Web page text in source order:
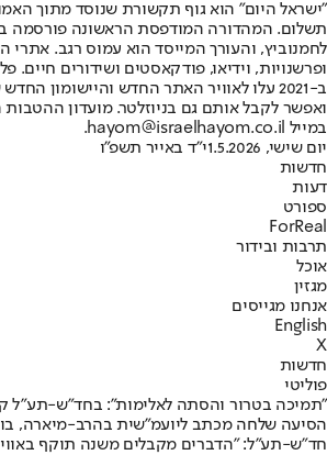
"ישראל היום" הוא גוף תקשורת שנוסד מתוך
ופרשנויות, וידיאו, פודקאסטים ושידורים חיים.
ב-2021 עלו לאוויר האתר החדש
ואפשר לקבל אותם גם בניוזלטר. מועדון
במייל hayom@israelhayom.co.il.
יום שישי, 1.5.2026
י"ד באייר תשפ"ו
חדשות
דעות
ספורט
ForReal
תרבות ובידור
אוכל
מגזין
אנחנו מגייסים
English
X
חדשות
פוליטי
"תמיכה בטרור והסתה לאלימות": בחד"ש-תע"ל
הסיעה שלחה מכתב ליועמ"שית בהרב-מיארה, בו
חד"ש-תע"ל: "הדברים מקבלים משנה תוקף